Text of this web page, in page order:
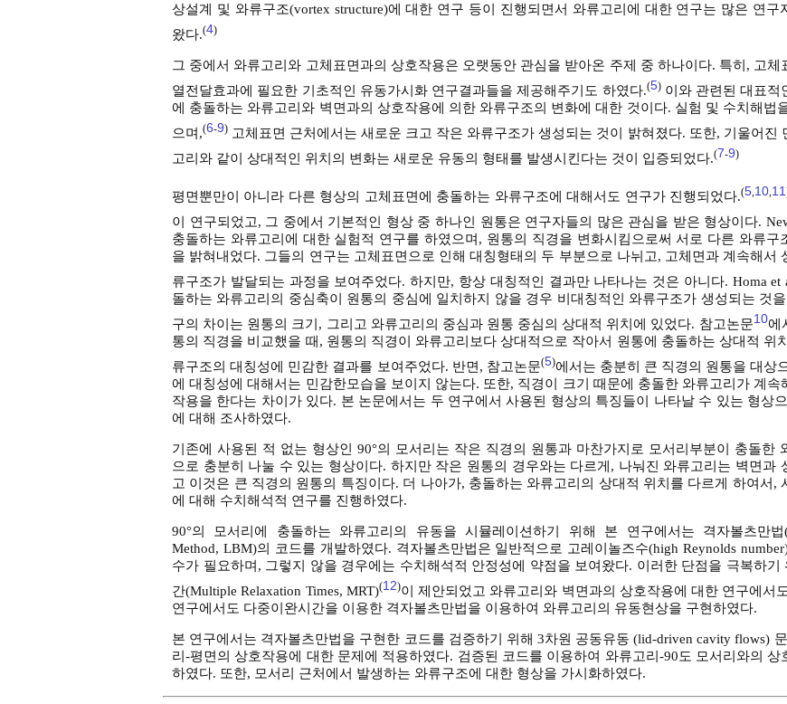
상설계 및 와류구조(vortex structure)에 대한 연구 등이 진행되면서 와류고리에 대한 연구는 많은 연구
왔다.(4)
그 중에서 와류고리와 고체표면과의 상호작용은 오랫동안 관심을 받아온 주제 중 하나이다. 특히, 고체
열전달효과에 필요한 기초적인 유동가시화 연구결과들을 제공해주기도 하였다.(5)이와 관련된 대표적
에 충돌하는 와류고리와 벽면과의 상호작용에 의한 와류구조의 변화에 대한 것이다. 실험 및 수치해법
으며,(6-9) 고체표면 근처에서는 새로운 크고 작은 와류구조가 생성되는 것이 밝혀졌다. 또한, 기울어진
고리와 같이 상대적인 위치의 변화는 새로운 유동의 형태를 발생시킨다는 것이 입증되었다.(7-9)
평면뿐만이 아니라 다른 형상의 고체표면에 충돌하는 와류구조에 대해서도 연구가 진행되었다.(5,10,11
이 연구되었고, 그 중에서 기본적인 형상 중 하나인 원통은 연구자들의 많은 관심을 받은 형상이다.
충돌하는 와류고리에 대한 실험적 연구를 하였으며, 원통의 직경을 변화시킴으로써 서로 다른 와류구
을 밝혀내었다. 그들의 연구는 고체표면으로 인해 대칭형태의 두 부분으로 나뉘고, 고체면과 계속해서
류구조가 발달되는 과정을 보여주었다. 하지만, 항상 대칭적인 결과만 나타나는 것은 아니다. Homa et
돌하는 와류고리의 중심축이 원통의 중심에 일치하지 않을 경우 비대칭적인 와류구조가 생성되는 것
구의 차이는 원통의 크기, 그리고 와류고리의 중심과 원통 중심의 상대적 위치에 있었다. 참고논문10에
통의 직경을 비교했을 때, 원통의 직경이 와류고리보다 상대적으로 작아서 원통에 충돌하는 상대적 위
류구조의 대칭성에 민감한 결과를 보여주었다. 반면, 참고논문(5)에서는 충분히 큰 직경의 원통을 대상
에 대칭성에 대해서는 민감한모습을 보이지 않는다. 또한, 직경이 크기 때문에 충돌한 와류고리가 계속
작용을 한다는 차이가 있다. 본 논문에서는 두 연구에서 사용된 형상의 특징들이 나타날 수 있는 형상
에 대해 조사하였다.
기존에 사용된 적 없는 형상인 90°의 모서리는 작은 직경의 원통과 마찬가지로 모서리부분이 충돌한
으로 충분히 나눌 수 있는 형상이다. 하지만 작은 원통의 경우와는 다르게, 나눠진 와류고리는 벽면과
고 이것은 큰 직경의 원통의 특징이다. 더 나아가, 충돌하는 와류고리의 상대적 위치를 다르게 하여서,
에 대해 수치해석적 연구를 진행하였다.
90°의 모서리에 충돌하는 와류고리의 유동을 시뮬레이션하기 위해 본 연구에서는 격자볼츠만법
Method, LBM)의 코드를 개발하였다. 격자볼츠만법은 일반적으로 고레이놀즈수(high Reynolds
수가 필요하며, 그렇지 않을 경우에는 수치해석적 안정성에 약점을 보여왔다. 이러한 단점을 극복하기
간(Multiple Relaxation Times, MRT)(12)이 제안되었고 와류고리와 벽면과의 상호작용에 대한 연구에서
연구에서도 다중이완시간을 이용한 격자볼츠만법을 이용하여 와류고리의 유동현상을 구현하였다.
본 연구에서는 격자볼츠만법을 구현한 코드를 검증하기 위해 3차원 공동유동 (lid-driven cavity flows)
리-평면의 상호작용에 대한 문제에 적용하였다. 검증된 코드를 이용하여 와류고리-90도 모서리와의 상
하였다. 또한, 모서리 근처에서 발생하는 와류구조에 대한 형상을 가시화하였다.